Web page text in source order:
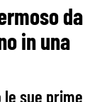
da
in una
sue prime